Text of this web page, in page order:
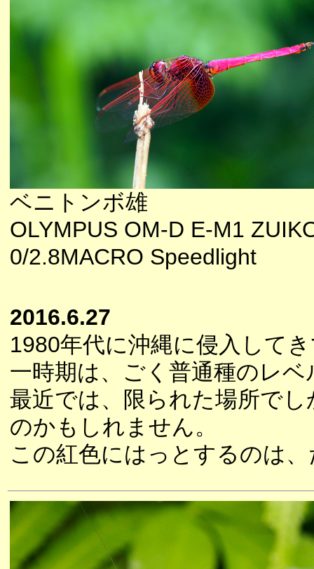
ベニトンボ雄
OLYMPUS OM-D E-M1
0/2.8MACRO Speedlight
2016.6.27
1980年代に沖縄に侵入して
一時期は、ごく普通種のレ
最近では、限られた場所で
のかもしれません。
この紅色にはっとするのは